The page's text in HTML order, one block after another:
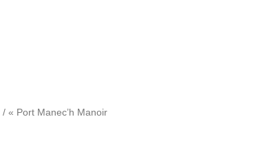
/ « Port Manec’h Manoir